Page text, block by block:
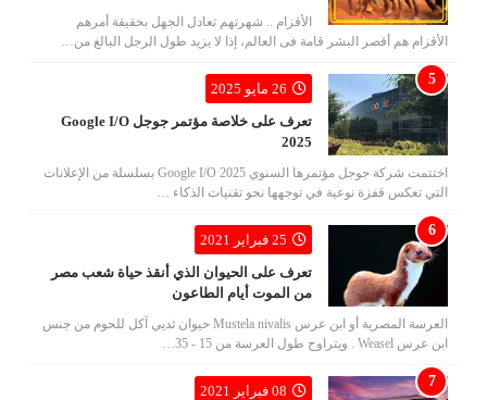
الأقزام .. شهرتهم تعادل الجهل بحقيقة أمرهم
الأقزام هم أقصر البشر قامة فى العالم، إذا لا يزيد طول الرجل البالغ من…
26 مايو 2025
تعرف على خلاصة مؤتمر جوجل Google I/O
2025
اختتمت شركة جوجل مؤتمرها السنوي Google I/O 2025 بسلسلة من الإعلانات
التي تعكس قفزة نوعية في توجهها نحو تقنيات الذكاء …
25 فبراير 2021
تعرف على الحيوان الذي أنقذ حياة شعب مصر
من الموت أيام الطاعون
العرسة المصرية أو ابن عرس Mustela nivalis حيوان ثديي آكل للحوم من جنس
ابن عرس Weasel . ويتراوح طول العرسة من 15 - 35…
08 فبراير 2021